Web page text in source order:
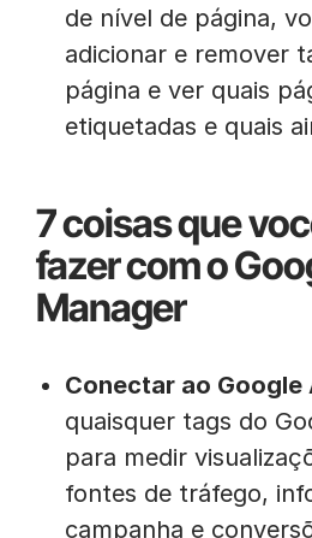
de nível de página,
adicionar e remover
página e ver quais
etiquetadas e quais
7 coisas que
fazer com o
Manager
Conectar ao Google
quaisquer tags do
para medir
fontes de tráfego,
campanha e